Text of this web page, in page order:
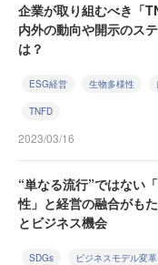
企業が取り組むべき「
内外の動向や開示のス
は？
ESG経営 生物多様性
TNFD
2023/03/16
“単なる流行”ではない
性」と経営の融合がも
とビジネス機会
SDGs ビジネスモデル変革